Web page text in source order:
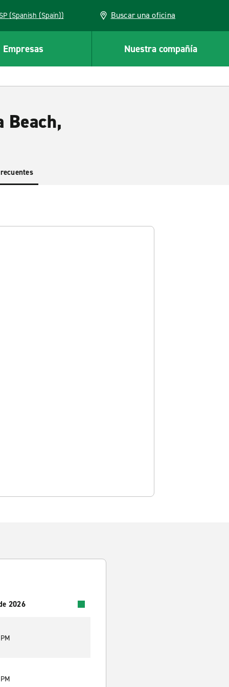
ESP (Spanish (Spain)) Buscar una oficina
Empresas Nuestra compañía
2026